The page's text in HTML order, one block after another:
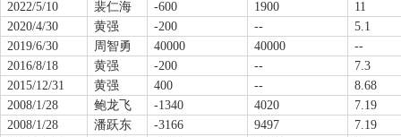
2022/5/10 裴仁海 -600 1900
11
2020/4/30
黄强 -200 --
5.1
2019/6/30
周智勇 40000 40000
--
2016/8/18
黄强 -200 --
7.3
2015/12/31
黄强 400 --
8.68
2008/1/28
鲍龙飞 -1340 4020
7.19
2008/1/28
潘跃东 -3166 9497
7.19